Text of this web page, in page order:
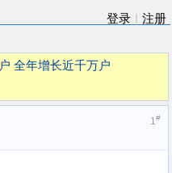
登录
注册
全年增长近千万户
1#